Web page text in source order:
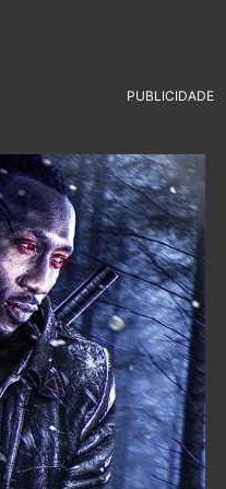
PUBLICIDADE